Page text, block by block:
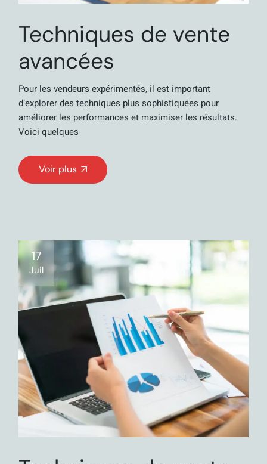
Techniques de vente
avancées
Pour les vendeurs expérimentés, il est important
d’explorer des techniques plus sophistiquées pour
améliorer les performances et maximiser les résultats.
Voici quelques
Voir plus
17
Juil